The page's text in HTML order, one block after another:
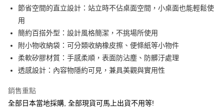
付款後7-11取貨
宅配
每筆NT$100，滿NT$999(含以上)免運費
節省空間的直立設計：站立時不佔桌面空間，小桌面也能輕鬆使
用
簡約百搭外型：設計風格簡潔，不挑場所使用
附小物收納袋：可分類收納橡皮擦、便條紙等小物件
柔軟矽膠材質：手感柔順，表面防沾塵、防髒汙處理
透感設計：內容物隱約可見，兼具美觀與實用性
銷售重點
全部日本當地採購, 全部現貨可馬上出貨不用等!